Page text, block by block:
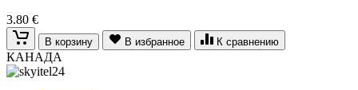
3.80 €
В корзину В избранное К сравнению
КАНАДА